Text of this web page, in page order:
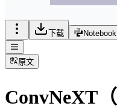
下载
原文
ConvNeXT